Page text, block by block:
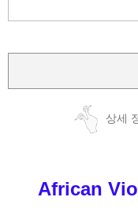
상세
African